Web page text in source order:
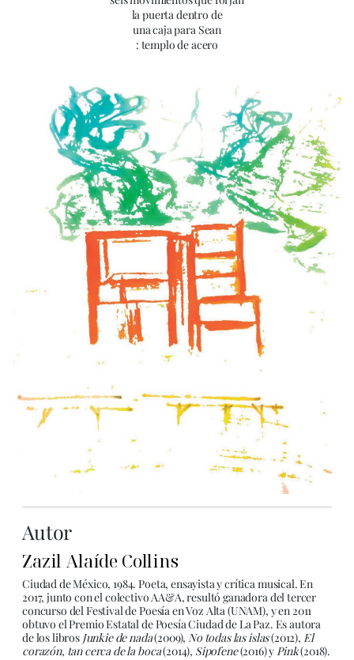
la puerta dentro de
una caja para Sean
: templo de acero
Autor
Zazil Alaíde Collins
Ciudad de México, 1984. Poeta, ensayista y crítica musical. En
2017, junto con el colectivo AA&A, resultó ganadora del tercer
concurso del Festival de Poesía en Voz Alta (UNAM), y en 2011
obtuvo el Premio Estatal de Poesía Ciudad de La Paz. Es autora
de los libros Junkie de nada(2009),No todas las islas(2012), El
corazón, tan cerca de la boca(2014), Sipofene(2016) yPink(2018).